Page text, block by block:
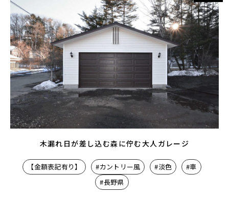
木漏れ日が差し込む森に佇む大人ガレージ
【金額表記有り】 #カントリー風 #淡色
#車
#長野県